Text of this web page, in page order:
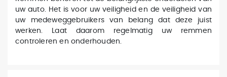
uw auto. Het is voor uw veiligheid en de veiligheid van
uw medeweggebruikers van belang dat deze juist
werken. Laat daarom regelmatig uw remmen
controleren en onderhouden.